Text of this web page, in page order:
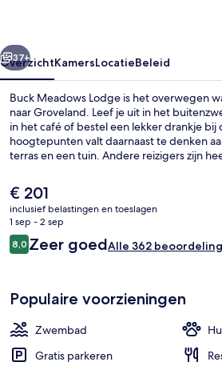
Volgende
37+
OverzichtKamersLocatieBeleid
Buck Meadows Lodge is het overwegen
naar Groveland. Leef je uit in het
in het café of bestel een lekker drankje
hoogtepunten valt daarnaast te denken
terras en een tuin. Andere reizigers zijn
De
huidige
prijs
is
€ 201
€ 201
inclusief belastingen en toeslagen
1 sep - 2 sep
Beoordelingen
8,08,0 op 10 –
Zeer goedAlle 362
Populaire voorzieningen
Zwembad
Gratis parkeren